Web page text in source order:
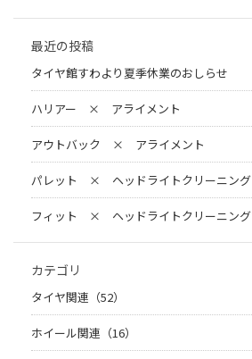
最近の投稿
タイヤ館すわより夏季休業のおしらせ
ハリアー × アライメント
アウトバック × アライメント
パレット × ヘッドライトクリーニング
フィット × ヘッドライトクリーニング
カテゴリ
タイヤ関連（52）
ホイール関連（16）